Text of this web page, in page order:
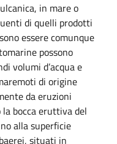
in mare o
di quelli prodotti
essere comunque
possono
volumi d’acqua e
di origine
da eruzioni
la bocca eruttiva del
alla superficie
situati in